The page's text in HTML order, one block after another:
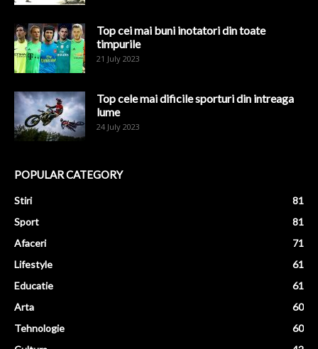
Top cei mai buni inotatori din toate
timpurile
21 July 2023
Top cele mai dificile sporturi din intreaga
lume
24 July 2023
POPULAR CATEGORY
Stiri
81
Sport
81
Afaceri
71
Lifestyle
61
Educatie
61
Arta
60
Tehnologie
60